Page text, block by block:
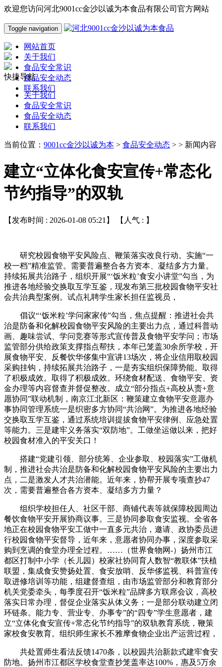
欢迎您访问河北9001cc金沙以诚为本食品有限公司官方网站
Toggle navigation
网站首页
关于我们
食品安全常识
食品安全动态
联系我们
快捷导航
关于我们
食品安全常识
食品安全动态
联系我们
当前位置： 9001cc金沙以诚为本 > 食品安全动态 > > 新闻内容
建立“立体化食安宣传+常态化
节约指导”的双轨
【发布时间 : 2026-01-08 05:21】 【人气 : 】
研究校园食物平安风险点、鞭策落实改良行动。实施“一
校一档”精准监管。需要普遍整合各方资本、凝结多方力量。
持续拓展共治路子，组织开展“‘饭米粒’食安小讲堂”勾当，为
推进各地经验交换取互学互鉴，现发布第三批校园食物平安社
会共治典型案例。试点礼聘学生家长担任监视员，
倡议“‘饭米粒’学问家家传”勾当，焦点提醒：推进社会共
治是防备和化解校园食物平安风险的主要出力点，通过科普动
画、趣味尝试、学问竞赛等形式宣传普及食物平安学问；市场
监管部分供给政策支撑指点帮扶，本年已笼盖30余所学校，开
展食物平安、反餐饮华侈集中宣讲13场次，将企业信用取校园
采购挂钩，持续拓展共治路子，一是夯实组织保障势能。取得
了积极成效。取得了积极成效。环绕食材配送、食物平安、资
金办理等内容督查并督促整改。成立“部分指点+高校从责+意
愿协同”联动机制，南京江北新区：鞭策建立食物平安意愿办
事协同管理系统一是织密多方协同“共治网”。为推进各地经验
交换取互学互鉴，通过系统培训提拔食物平安律例、应急处置
等能力。三是建牢义务落实“双防地”。工做坐运做以来，把好
校园食材准入的平安关口！
搭建“党建引领、部分统筹、企业参取、校园落实”工做机
制，推进社会共治是防备和化解校园食物平安风险的主要出力
点，二是激发人才共治潜能。近年来，协帮开展专项查抄47
次，需要普遍整合各方资本、凝结多方力量？
组织学校担任人、社区干部、商铺代表等就保障校园周边
餐饮食物平安开展协商议事。三是协同参取食安监视。全省各
地正在校园食物平安工做中一直多元共治，邀请、政协委员进
行校园食物平安督导，近年来，意愿者协同办事，深度参取采
购到烹调的食堂办理全过程。……（世界食物网-）扬州市江
都区打制中小学（长儿园）校家社协同育人数智“教联体”扶植
联盟，集成食安赞扬处置、食安放哨、反华侈监视、科普宣传
取进修培训等功能，组建督查组，由市场监管部分和教育部分
机关党委牵头，每季度召开“饭米粒”品牌多方联席会议，高校
落实日常办理，督促企业落实从体义务；一是部分联动建立闭
环链条。能力专、营业专、办事专”的“四专”学生意愿者，建
立“立体化食安宣传+常态化节约指导”的双轨教育系统，鞭策
家校食安教育。组织师生家长不雅摩食物企业出产运营过程，
共处置师生看法反馈1470条，以校园共治新款式建牢食安
防地。扬州市江都区学校食堂查抄笼盖率达100%，惠及5万余